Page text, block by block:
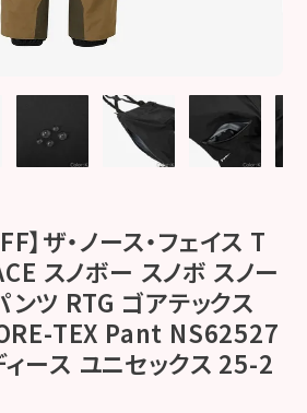
】ザ・ノース・フェイス T
スノボー スノボ スノー
ンツ RTG ゴアテックス
TEX Pant NS62527
ース ユニセックス 25-2